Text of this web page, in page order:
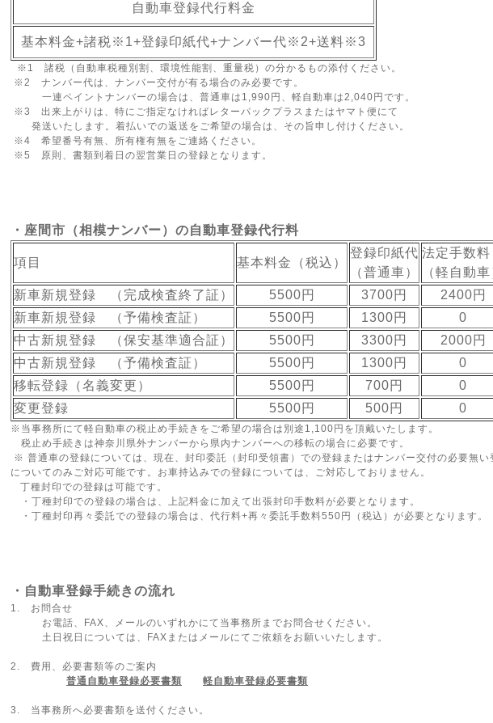
自動車登録代行料金
基本料金+諸税※1+登録印紙代+ナンバー代※2+送料※3
※1 諸税（自動車税種別割、環境性能割、重量税）の分かるもの添付ください。
※2 ナンバー代は、ナンバー交付が有る場合のみ必要です。
一連ペイントナンバーの場合は、普通車は1,990円、軽自動車は2,040円です。
※3 出来上がりは、特にご指定なければレターパックプラスまたはヤマト便にて
発送いたします。着払いでの返送をご希望の場合は、その旨申し付けください。
※4 希望番号有無、所有権有無をご連絡ください。
※5 原則、書類到着日の翌営業日の登録となります。
・座間市（相模ナンバー）の自動車登録代行料
項目 基本料金（税込）
登録印紙代
（普通車）
法定手数料
（軽自動車
新車新規登録 （完成検査終了証）
5500円 3700円
2400円
新車新規登録 （予備検査証）
5500円 1300円
0
中古新規登録 （保安基準適合証）
5500円 3300円
2000円
中古新規登録 （予備検査証）
5500円 1300円
0
移転登録（名義変更）
5500円 700円
0
変更登録
5500円 500円 0
※当事務所にて軽自動車の税止め手続きをご希望の場合は別途1,100円を頂戴いたします。
税止め手続きは神奈川県外ナンバーから県内ナンバーへの移転の場合に必要です。
※ 普通車の登録については、現在、封印委託（封印受領書）での登録またはナンバー交付の必要無い
についてのみご対応可能です。お車持込みでの登録については、ご対応しておりません。
丁種封印での登録は可能です。
・丁種封印での登録の場合は、上記料金に加えて出張封印手数料が必要となります。
・丁種封印再々委託での登録の場合は、代行料+再々委託手数料550円（税込）が必要となります。
・自動車登録手続きの流れ
1. お問合せ
お電話、FAX、メールのいずれかにて当事務所までお問合せください。
土日祝日については、FAXまたはメールにてご依頼をお願いいたします。
2. 費用、必要書類等のご案内
普通自動車登録必要書類
軽自動車登録必要書類
3. 当事務所へ必要書類を送付ください。